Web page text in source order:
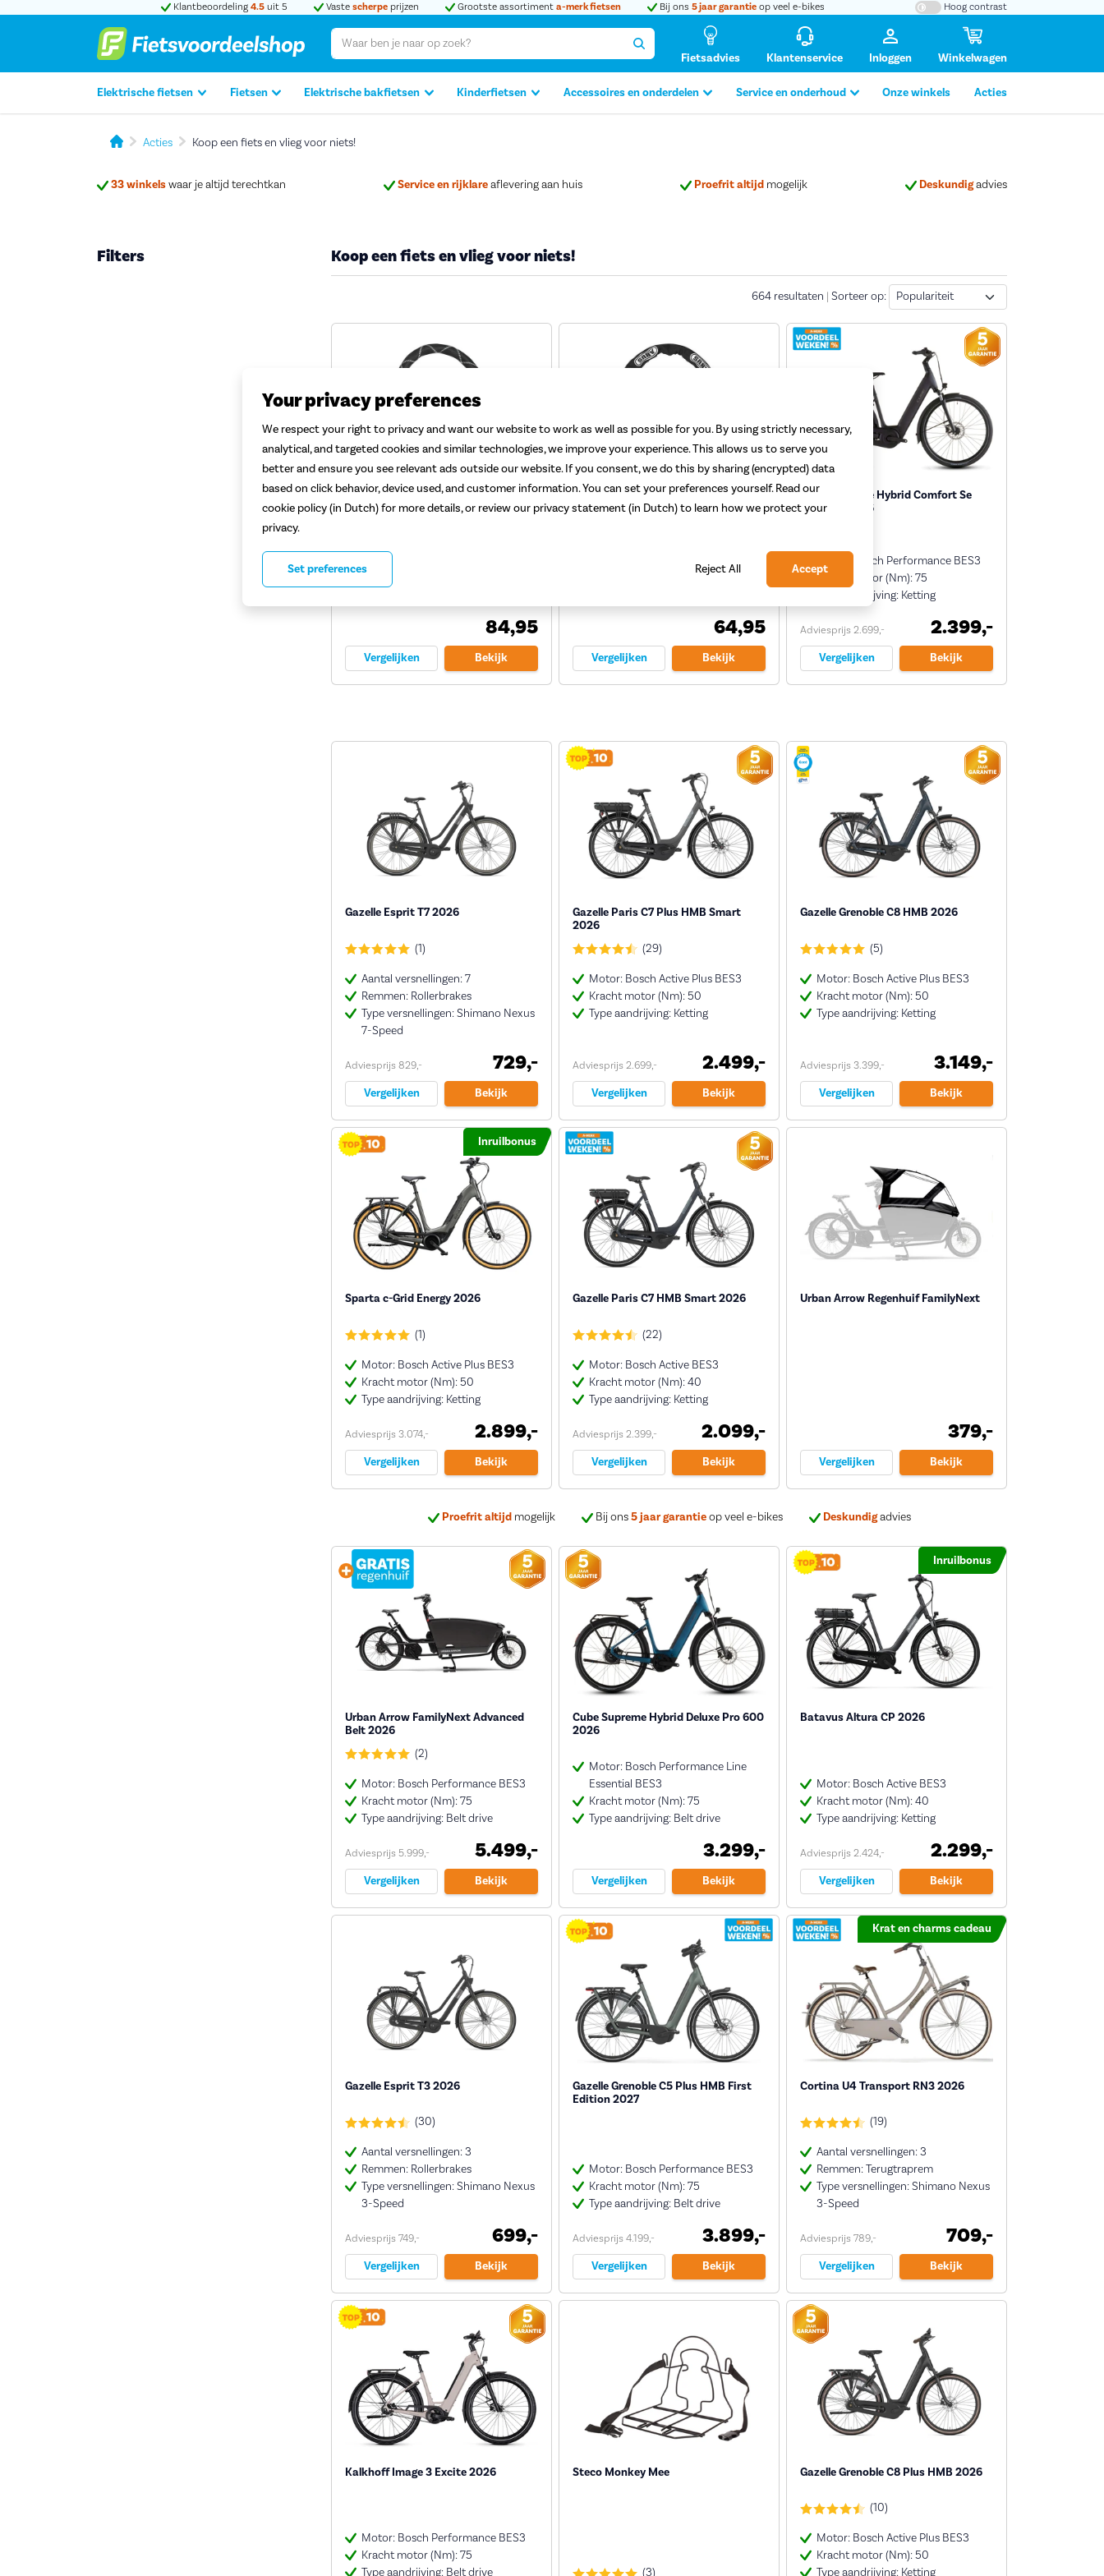
Klantbeoordeling 4.5 uit 5 Vaste scherpe prijzen Grootste assortiment a-merk fietsen Bij ons 5 jaar garantie op veel e-bikes Hoog contrast
Fietsadvies Klantenservice Inloggen Winkelwagen
Elektrische fietsen Fietsen Elektrische bakfietsen Kinderfietsen Accessoires en onderdelen Service en onderhoud Onze winkels Acties
Acties Koop een fiets en vlieg voor niets!
33 winkelswaar je altijd terechtkan Service en rijklareaflevering aan huis Proefrit altijd mogelijk Deskundigadvies
Filters Koop een fiets en vlieg voor niets!
664 resultaten | Sorteer op: Sorteren
Abus Iven Chain 8210/110 Kettingslot
Lengte: 110
84,95
Vergelijken Bekijk
Abus 8900 110cm Kettingslot
ART Certificering: 2 sterren
64,95
Vergelijken Bekijk
Cube Supreme Hybrid Comfort Se
One 600 2026
Motor: Bosch Performance BES3
Kracht motor (Nm): 75
Type aandrijving: Ketting
Adviesprijs 2.699,- 2.399,-
Vergelijken Bekijk
Gazelle Esprit T7 2026
(1)
Aantal versnellingen: 7
Remmen: Rollerbrakes
Type versnellingen: Shimano Nexus
7-Speed
Adviesprijs 829,- 729,-
Vergelijken Bekijk
Gazelle Paris C7 Plus HMB Smart
2026
(29)
Motor: Bosch Active Plus BES3
Kracht motor (Nm): 50
Type aandrijving: Ketting
Adviesprijs 2.699,- 2.499,-
Vergelijken Bekijk
Gazelle Grenoble C8 HMB 2026
(5)
Motor: Bosch Active Plus BES3
Kracht motor (Nm): 50
Type aandrijving: Ketting
Adviesprijs 3.399,- 3.149,-
Vergelijken Bekijk
Inruilbonus
Sparta c-Grid Energy 2026
(1)
Motor: Bosch Active Plus BES3
Kracht motor (Nm): 50
Type aandrijving: Ketting
Adviesprijs 3.074,- 2.899,-
Vergelijken Bekijk
Gazelle Paris C7 HMB Smart 2026
(22)
Motor: Bosch Active BES3
Kracht motor (Nm): 40
Type aandrijving: Ketting
Adviesprijs 2.399,- 2.099,-
Vergelijken Bekijk
Urban Arrow Regenhuif FamilyNext
379,-
Vergelijken Bekijk
Proefrit altijdmogelijk Bij ons5 jaar garantieop veel e-bikes Deskundigadvies
Urban Arrow FamilyNext Advanced
Belt 2026
(2)
Motor: Bosch Performance BES3
Kracht motor (Nm): 75
Type aandrijving: Belt drive
Adviesprijs 5.999,- 5.499,-
Vergelijken Bekijk
Cube Supreme Hybrid Deluxe Pro 600
2026
Motor: Bosch Performance Line
Essential BES3
Kracht motor (Nm): 75
Type aandrijving: Belt drive
3.299,-
Vergelijken Bekijk
Inruilbonus
Batavus Altura CP 2026
Motor: Bosch Active BES3
Kracht motor (Nm): 40
Type aandrijving: Ketting
Adviesprijs 2.424,- 2.299,-
Vergelijken Bekijk
Gazelle Esprit T3 2026
(30)
Aantal versnellingen: 3
Remmen: Rollerbrakes
Type versnellingen: Shimano Nexus
3-Speed
Adviesprijs 749,- 699,-
Vergelijken Bekijk
Gazelle Grenoble C5 Plus HMB First
Edition 2027
Motor: Bosch Performance BES3
Kracht motor (Nm): 75
Type aandrijving: Belt drive
Adviesprijs 4.199,- 3.899,-
Vergelijken Bekijk
Krat en charms cadeau
Cortina U4 Transport RN3 2026
(19)
Aantal versnellingen: 3
Remmen: Terugtraprem
Type versnellingen: Shimano Nexus
3-Speed
Adviesprijs 789,- 709,-
Vergelijken Bekijk
Kalkhoff Image 3 Excite 2026
Motor: Bosch Performance BES3
Kracht motor (Nm): 75
Type aandrijving: Belt drive
Steco Monkey Mee
(3)
Gazelle Grenoble C8 Plus HMB 2026
(10)
Motor: Bosch Active Plus BES3
Kracht motor (Nm): 50
Type aandrijving: Ketting
Your privacy preferences
We respect your right to privacy and want our website to work as well as possible for you. By using strictly necessary,
analytical, and targeted cookies and similar technologies, we improve your experience. This allows us to serve you
better and ensure you see relevant ads outside our website. If you consent, we do this by sharing (encrypted) data
based on click behavior, device used, and customer information. You can set your preferences yourself. Read our
cookie policy (in Dutch) for more details, or review our privacy statement (in Dutch) to learn how we protect your
privacy.
Reject All Accept
Set preferences